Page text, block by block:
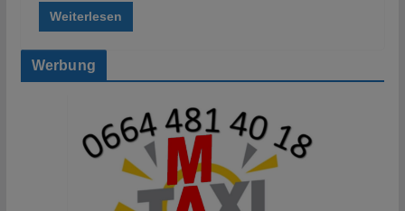
Weiterlesen
Werbung